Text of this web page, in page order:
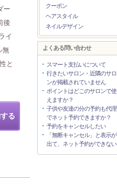
ー
後
イ
無
と
る
クーポン
ヘアスタイル
ネイルデザイン
よくある問い合わせ
スマート支払いについて
行きたいサロン・近隣のサロ
ンが掲載されていません
ポイントはどこのサロンで使
えますか？
子供や友達の分の予約も代理
でネット予約できますか？
予約をキャンセルしたい
「無断キャンセル」と表示が
出て、ネット予約ができない